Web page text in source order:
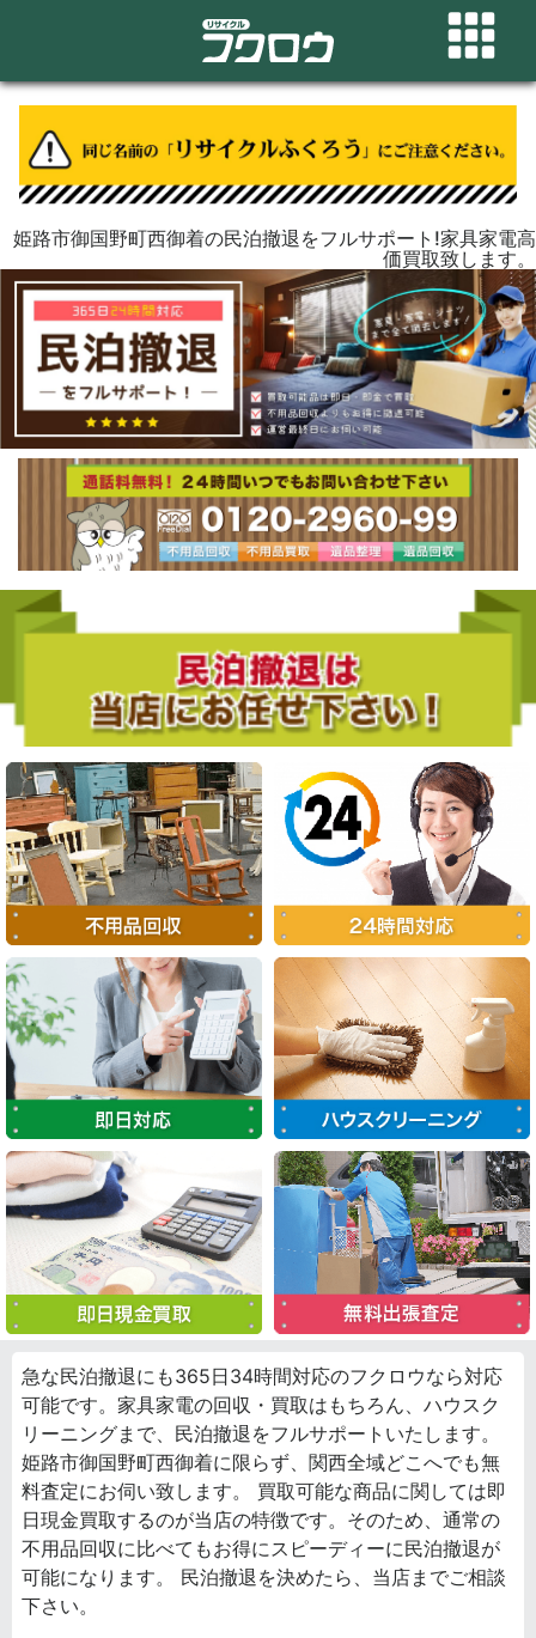
姫路市御国野町西御着の民泊撤退をフルサポート!家具家電高
価買取致します。
急な民泊撤退にも365日34時間対応のフクロウなら対応
可能です。家具家電の回収・買取はもちろん、ハウスク
リーニングまで、民泊撤退をフルサポートいたします。
姫路市御国野町西御着に限らず、関西全域どこへでも無
料査定にお伺い致します。 買取可能な商品に関しては即
日現金買取するのが当店の特徴です。そのため、通常の
不用品回収に比べてもお得にスピーディーに民泊撤退が
可能になります。 民泊撤退を決めたら、当店までご相談
下さい。